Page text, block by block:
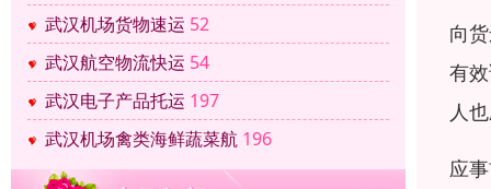
武汉机场货物速运 52
武汉航空物流快运 54
武汉电子产品托运 197
武汉机场禽类海鲜蔬菜航 196
向
有
人
应